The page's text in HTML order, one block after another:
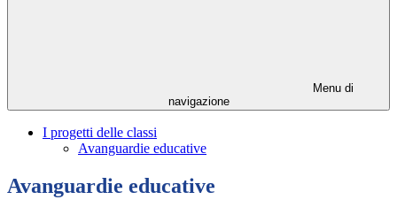
Menu di
navigazione
I progetti delle classi
Avanguardie educative
Avanguardie educative